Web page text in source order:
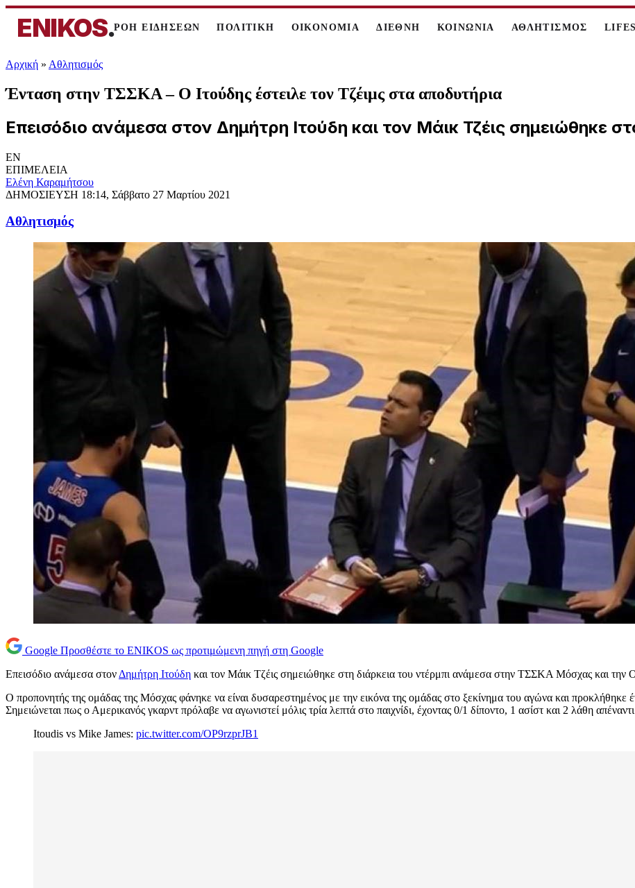
ENIKOS.ΡΟΗ ΕΙΔΗΣΕΩΝ ΠΟΛΙΤΙΚΗ ΟΙΚΟΝΟΜΙΑ ΔΙΕΘΝΗ ΚΟΙΝΩΝΙΑ ΑΘΛΗΤΙΣΜΟΣ
Αρχική » Αθλητισμός
Ένταση στην ΤΣΣΚΑ – Ο Ιτούδης έστειλε τον Τζέιμς στα αποδυτήρια
Επεισόδιο ανάμεσα στον Δημήτρη Ιτούδη και τον Μάικ Τζέις σημειώθηκε
EN
ΕΠΙΜΕΛΕΙΑ
Ελένη Καραμήτσου
ΔΗΜΟΣΙΕΥΣΗ 18:14, Σάββατο 27 Μαρτίου 2021
Αθλητισμός
Google Προσθέστε το ENIKOS ως προτιμώμενη πηγή στη Google
Επεισόδιο ανάμεσα στον Δημήτρη Ιτούδη και τον Μάικ Τζέις σημειώθηκε στη διάρκεια του ντέρμπι ανάμεσα στην ΤΣΣΚΑ Μόσχας και την
Ο προπονητής της ομάδας της Μόσχας φάνηκε να είναι δυσαρεστημένος με την εικόνα της ομάδας στο ξεκίνημα του αγώνα και προκλήθηκε
Σημειώνεται πως ο Αμερικανός γκαρντ πρόλαβε να αγωνιστεί μόλις τρία λεπτά στο παιχνίδι, έχοντας 0/1 δίποντο, 1 ασίστ και 2 λάθη
Itoudis vs Mike James: pic.twitter.com/OP9rzprJB1